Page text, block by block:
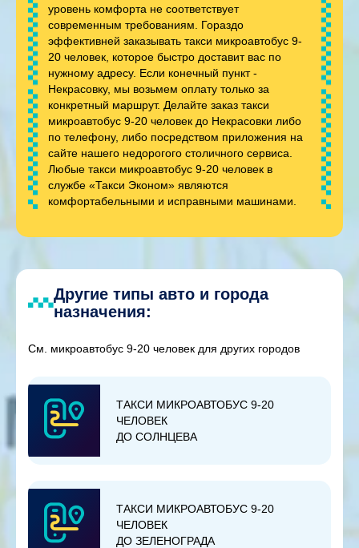
уровень комфорта не соответствует
современным требованиям. Гораздо
эффективней заказывать такси микроавтобус 9-
20 человек, которое быстро доставит вас по
нужному адресу. Если конечный пункт -
Некрасовку, мы возьмем оплату только за
конкретный маршрут. Делайте заказ такси
микроавтобус 9-20 человек до Некрасовки либо
по телефону, либо посредством приложения на
сайте нашего недорогого столичного сервиса.
Любые такси микроавтобус 9-20 человек в
службе «Такси Эконом» являются
комфортабельными и исправными машинами.
Другие типы авто и города
назначения:
См. микроавтобус 9-20 человек для других городов
ТАКСИ МИКРОАВТОБУС 9-20
ЧЕЛОВЕК
ДО СОЛНЦЕВА
ТАКСИ МИКРОАВТОБУС 9-20
ЧЕЛОВЕК
ДО ЗЕЛЕНОГРАДА